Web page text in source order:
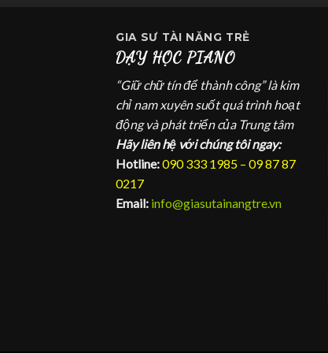
GIA SƯ TÀI NĂNG TRẺ
DẠY HỌC PIANO
“Giữ chữ tín để thành công” là kim
chỉ nam xuyên suốt quá trình hoạt
động và phát triển của Trung tâm
Hãy liên hệ với chúng tôi ngay:
Hotline:090 333 1985 – 09 87 87
0217
Email: info@giasutainangtre.vn